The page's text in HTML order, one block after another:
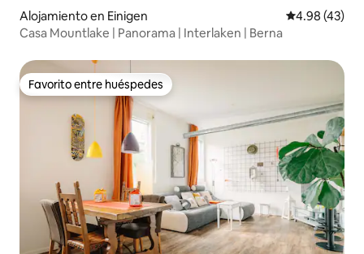
Alojamiento en Einigen Calificación
4.98 (43)
Casa Mountlake | Panorama | Interlaken | Berna
Favorito entre huéspedes
Favorito entre huéspedes